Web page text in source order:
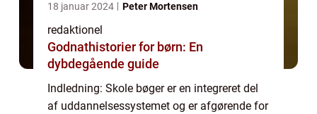
18 januar 2024 Peter Mortensen
redaktionel
Godnathistorier for børn: En
dybdegående guide
Indledning: Skole bøger er en integreret del
af uddannelsessystemet og er afgørende for